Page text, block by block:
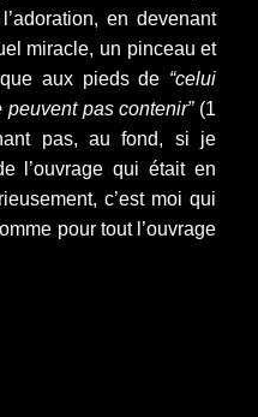
en devenant
miracle, un pinceau et
aux pieds de “celui
pas contenir”(1
pas, au fond, si je
l’ouvrage qui était en
c’est moi qui
pour tout l’ouvrage